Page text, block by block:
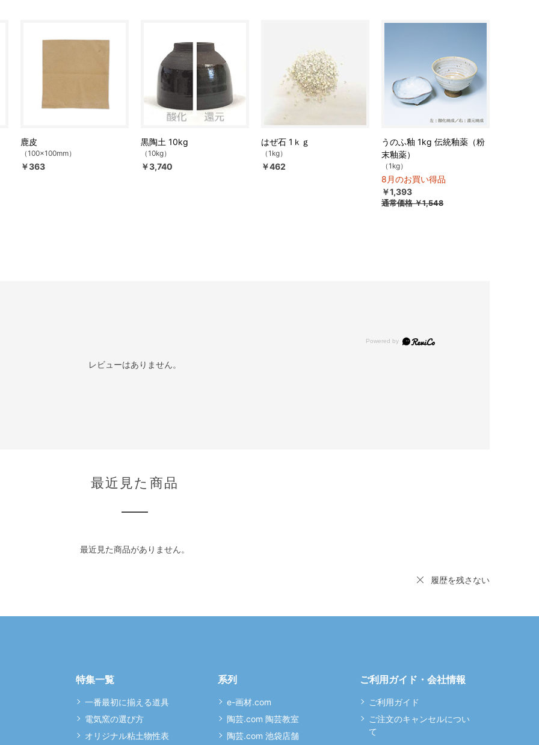
鹿皮
（100×100mm）
￥363
黒陶土 10kg
（10kg）
￥3,740
はぜ石 1ｋｇ
（1kg）
￥462
うのふ釉 1kg 伝統釉薬（粉
末釉薬）
（1kg）
8月のお買い得品
￥1,393
通常価格￥1,548
レビューはありません。
最近見た商品
最近見た商品がありません。
履歴を残さない
特集一覧
一番最初に揃える道具
電気窯の選び方
オリジナル粘土物性表
系列
e-画材.com
陶芸.com 陶芸教室
陶芸.com 池袋店舗
ご利用ガイド・会社情報
ご利用ガイド
ご注文のキャンセルについ
て